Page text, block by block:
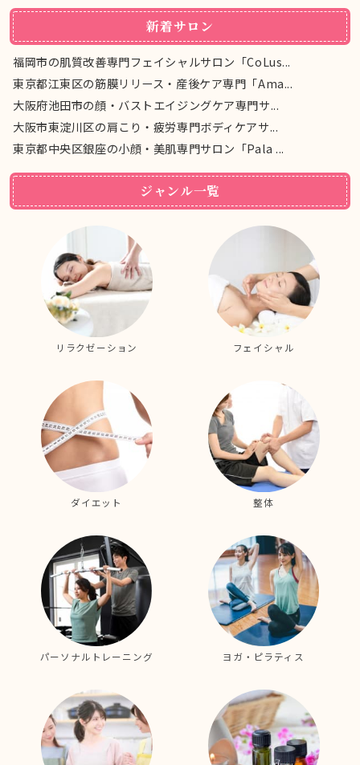
ジ
送
り
新着サロン
福岡市の肌質改善専門フェイシャルサロン「CoLus...
東京都江東区の筋膜リリース・産後ケア専門「Ama...
大阪府池田市の顔・バストエイジングケア専門サ...
大阪市東淀川区の肩こり・疲労専門ボディケアサ...
東京都中央区銀座の小顔・美肌専門サロン「Pala ...
ジャンル一覧
リラクゼーション フェイシャル
ダイエット 整体
パーソナルトレーニング ヨガ・ピラティス